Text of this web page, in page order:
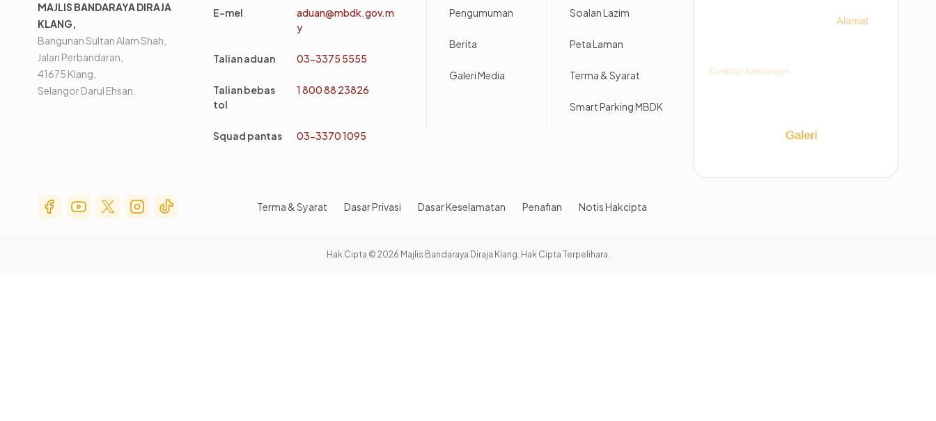
MAJLIS BANDARAYA DIRAJA
KLANG,
Bangunan Sultan Alam Shah,
Jalan Perbandaran,
41675 Klang,
Selangor Darul Ehsan.
E-mel
aduan@mbdk.gov.m
y
Talian aduan 03-3375 5555
Talian bebas
tol
1 800 88 23826
Squad pantas 03-3370 1095
Pengumuman
Berita
Galeri Media
Soalan Lazim
Peta Laman
Terma & Syarat
Smart Parking MBDK
Social Media Menu Terma & Syarat Dasar Privasi Dasar Keselamatan Penafian Notis Hakcipta
Hak Cipta © 2026 Majlis Bandaraya Diraja Klang. Hak Cipta Terpelihara.